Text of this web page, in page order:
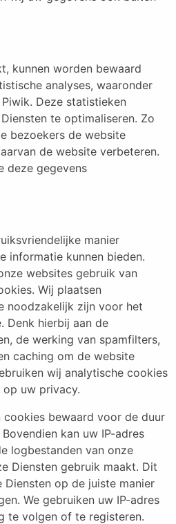
kunnen worden bewaard
analyses, waaronder
Deze statistieken
te optimaliseren. Zo
bezoekers de website
de website verbeteren.
deze gegevens
manier
informatie kunnen bieden.
websites gebruik van
Wij plaatsen
noodzakelijk zijn voor het
Denk hierbij aan de
de werking van spamfilters,
caching om de website
wij analytische cookies
op uw privacy.
cookies bewaard voor de duur
kan uw IP-adres
logbestanden van onze
Diensten gebruik maakt. Dit
op de juiste manier
We gebruiken uw IP-adres
te volgen of te registeren.